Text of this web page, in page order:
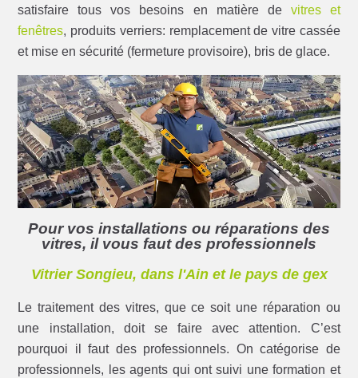
satisfaire tous vos besoins en matière de vitres et
fenêtres, produits verriers: remplacement de vitre cassée
et mise en sécurité (fermeture provisoire), bris de glace.
Pour vos installations ou réparations des
vitres, il vous faut des professionnels
Vitrier Songieu, dans l'Ain et le pays de gex
Le traitement des vitres, que ce soit une réparation ou
une installation, doit se faire avec attention. C’est
pourquoi il faut des professionnels. On catégorise de
professionnels, les agents qui ont suivi une formation et